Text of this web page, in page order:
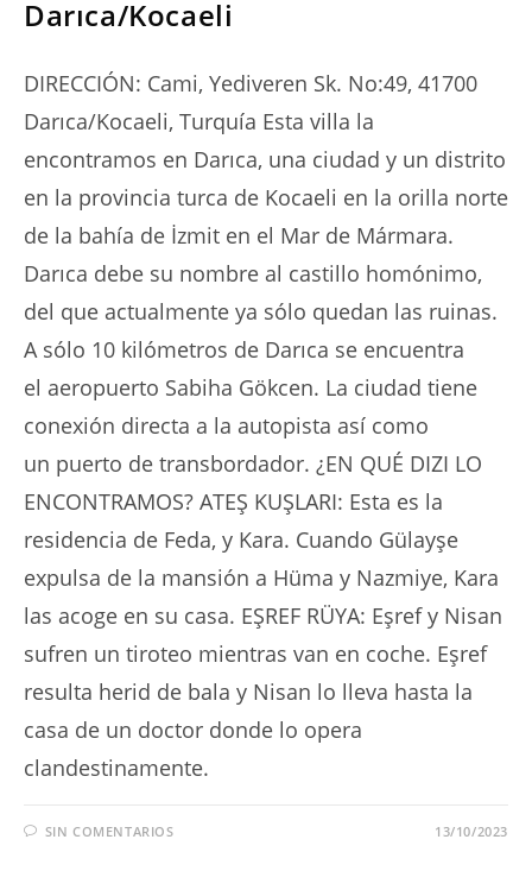
Darıca/Kocaeli
DIRECCIÓN: Cami, Yediveren Sk. No:49, 41700
Darıca/Kocaeli, Turquía Esta villa la
encontramos en Darıca, una ciudad y un distrito
en la provincia turca de Kocaeli en la orilla norte
de la bahía de İzmit en el Mar de Mármara.
Darıca debe su nombre al castillo homónimo,
del que actualmente ya sólo quedan las ruinas.
A sólo 10 kilómetros de Darıca se encuentra
el aeropuerto Sabiha Gökcen. La ciudad tiene
conexión directa a la autopista así como
un puerto de transbordador. ¿EN QUÉ DIZI LO
ENCONTRAMOS? ATEŞ KUŞLARI: Esta es la
residencia de Feda, y Kara. Cuando Gülayşe
expulsa de la mansión a Hüma y Nazmiye, Kara
las acoge en su casa. EŞREF RÜYA: Eşref y Nisan
sufren un tiroteo mientras van en coche. Eşref
resulta herid de bala y Nisan lo lleva hasta la
casa de un doctor donde lo opera
clandestinamente.
SIN COMENTARIOS 13/10/2023